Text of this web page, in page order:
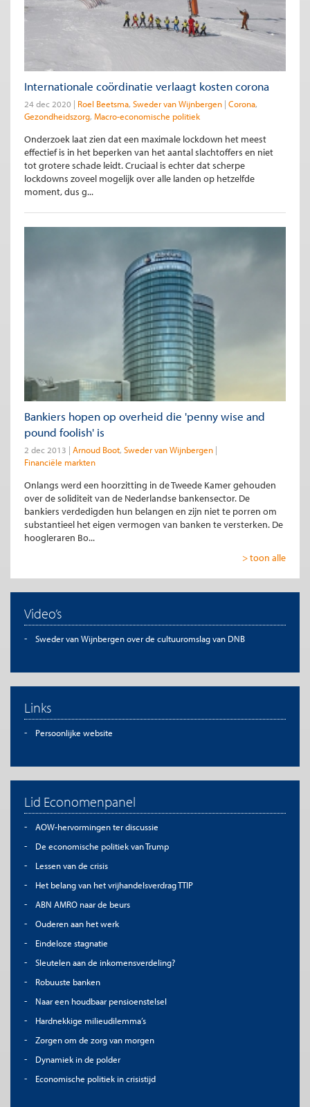
Internationale coördinatie verlaagt kosten corona
24 dec 2020 Roel Beetsma Sweder van Wijnbergen Corona
Gezondheidszorg Macro-economische politiek
Onderzoek laat zien dat een maximale lockdown het meest
effectief is in het beperken van het aantal slachtoffers en niet
tot grotere schade leidt. Cruciaal is echter dat scherpe
lockdowns zoveel mogelijk over alle landen op hetzelfde
moment, dus g...
Bankiers hopen op overheid die 'penny wise and
pound foolish' is
2 dec 2013 Arnoud Boot Sweder van Wijnbergen
Financiële markten
Onlangs werd een hoorzitting in de Tweede Kamer gehouden
over de soliditeit van de Nederlandse bankensector. De
bankiers verdedigden hun belangen en zijn niet te porren om
substantieel het eigen vermogen van banken te versterken. De
hoogleraren Bo...
> toon alle
Video’s
Sweder van Wijnbergen over de cultuuromslag van DNB
Links
Persoonlijke website
Lid Economenpanel
AOW-hervormingen ter discussie
De economische politiek van Trump
Lessen van de crisis
Het belang van het vrijhandelsverdrag TTIP
ABN AMRO naar de beurs
Ouderen aan het werk
Eindeloze stagnatie
Sleutelen aan de inkomensverdeling?
Robuuste banken
Naar een houdbaar pensioenstelsel
Hardnekkige milieudilemma’s
Zorgen om de zorg van morgen
Dynamiek in de polder
Economische politiek in crisistijd